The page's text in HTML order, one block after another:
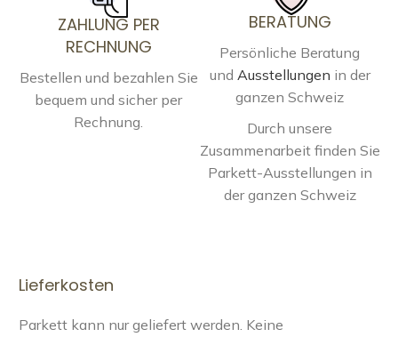
ZAHLUNG PER
RECHNUNG
Bestellen und bezahlen Sie
bequem und sicher per
Rechnung.
BERATUNG
Persönliche Beratung
und Ausstellungen in der
ganzen Schweiz
Durch unsere
Zusammenarbeit finden Sie
Parkett-Ausstellungen in
der ganzen Schweiz
Lieferkosten
Parkett kann nur geliefert werden. Keine